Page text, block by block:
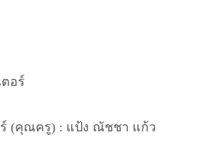
อร์
(คุณครู) : แป้ง ณัชชา แก้ว